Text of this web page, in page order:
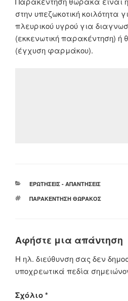
στην υπεζωκοτική
πλευρικού υγρού για
(εκκενωτική παρακέντηση) ή
(έγχυση φαρμάκου).
ΚΑΤΗΓΟΡΊΕΣ
ΕΡΩΤΉΣΕΙΣ - ΑΠΑΝΤΉΣΕΙΣ
ΕΤΙΚΈΤΕΣ
ΠΑΡΑΚΈΝΤΗΣΗ ΘΏΡΑΚΟΣ
Αφήστε μια απάντηση
Η ηλ. διεύθυνση σας δεν
υποχρεωτικά πεδία
Σχόλιο*